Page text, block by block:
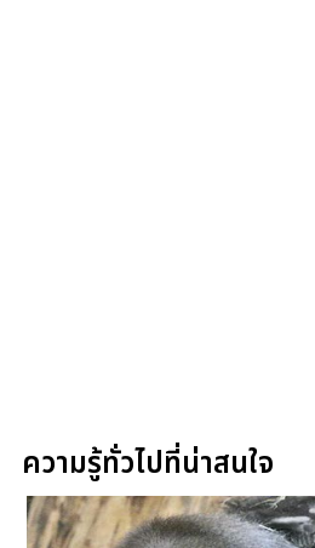
ความรู้ทั่วไปที่น่าสนใจ